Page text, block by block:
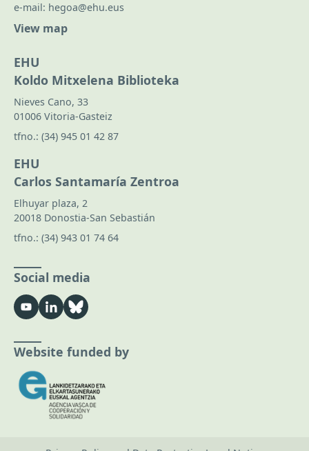
e-mail: hegoa@ehu.eus
View map
EHU
Koldo Mitxelena Biblioteka
Nieves Cano, 33
01006 Vitoria-Gasteiz
tfno.: (34) 945 01 42 87
EHU
Carlos Santamaría Zentroa
Elhuyar plaza, 2
20018 Donostia-San Sebastián
tfno.: (34) 943 01 74 64
Social media
Website funded by